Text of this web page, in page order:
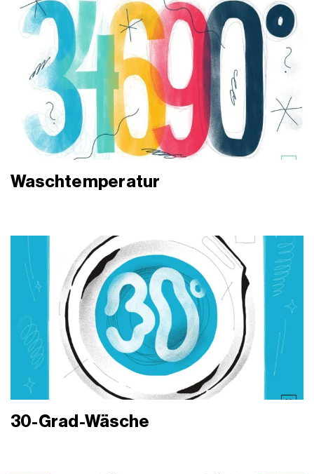
Waschtemperatur
30-Grad-Wäsche